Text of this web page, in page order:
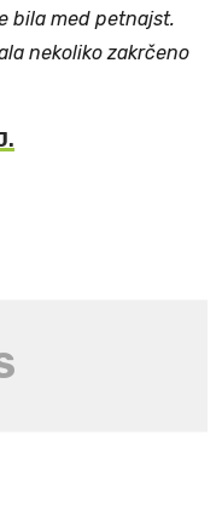
bila med petnajst.
nekoliko zakrčeno